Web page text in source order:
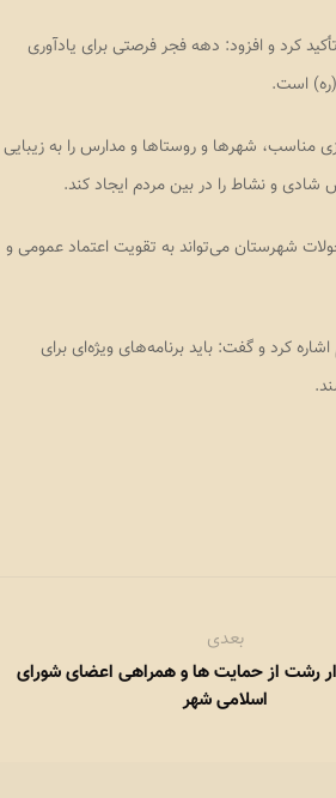
کرد و افزود: دهه فجر فرصتی برای یادآوری
(ره) است.
مناسب، شهرها و روستاها و مدارس را به زیبایی
شادی و نشاط را در بین مردم ایجاد کند.
شهرستان می‌تواند به تقویت اعتماد عمومی و
کرد و گفت: باید برنامه‌های ویژه‌ای برای
بعدی
رشت از حمایت ها و همراهی اعضای شورای
اسلامی شهر